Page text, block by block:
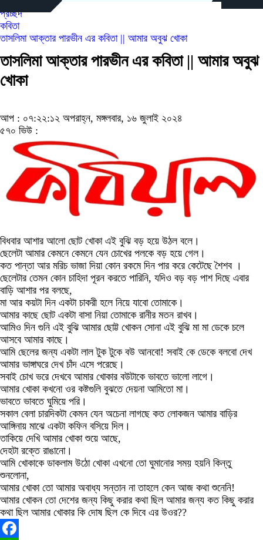
প্রচ্ছদ
কবিতা
তাসলিমা আক্তার পারভীন এর কবিতা || আমার অবুঝ খোকা
তাসলিমা আক্তার পারভীন এর কবিতা || আমার অবুঝ
খোকা
আপ : ০৭:২২:১২ অপরাহ্ন, মঙ্গলবার, ১৬ জুলাই ২০২৪
৫৭০ ভিউ :
বিধবার আশার আলো ছোট খোকা এই বুঝি বড় হয়ে উঠল বলে।
ছেলেটা আমার কেমনে কেমনে যেন চোখের পলকে বড় হয়ে গেল।
কত পান্তা আর মরিচ ভাজা দিয়া কোন রকমে দিন পার করে কেটেছে শৈশব ।
ছেলেটার তেমন কোন চাহিদা পূরন করতে পারিনি, যদিও বড় বড় পাশ দিছে এবার
বাড়ি আশার পর বলছে,
মা আর কয়টা দিন একটা চাকরী হলে নিয়ে যাবো তোমাকে।
আমার কাছে ছোট একটা বাসা নিয়া তোমাকে রানীর মতন রাখব।
আমিও দিন গুনি এই বুঝি আমার ছোট্ট খোকন সোনা এই বুঝি মা মা ডেকে চলে
আসবে আমার কাছে।
আমি ছেলের জন্য একটা লাল টুক টুকে বউ আনবো! সবাই কে ডেকে বলবো দেখ
আমার ভাঙ্গাঘরে দেখ চাঁদ এসে পরেছে।
সবাই চোখ ভরে দেখবে আমার খোকার বউটাকে ভাবতে ভালো লাগে।
আমার খোকা কখনো ওর কষ্টগুলি বুঝতে দেয়না আমিতো মা।
ভাবতে ভাবতে ঘুমিয়ে পরি।
সকাল বেলা চারদিকটা কেমন যেন অচেনা লাগছে কত লোকজন আমার বাড়ির
আঙ্গিনায় মাঝে একটা কফিন বসিয়ে দিল।
তাকিয়ে দেখি আমার খোকা শুয়ে আছে,
দেহটা রক্তে রাঙানো।
আমি খোকাকে ডাকলাম উঠো খোকা এখনো তো ঘুমানোর সময় হয়নি কিন্তু
শুনলোনা,
আমার খোকা তো আমার অবাধ্য সন্তান না তাহলে কেন আজ কথা শুনেনি!
আমার খোকন তো দেশের জন্য কিছু করার কথা ছিল আমার জন্য কত কিছু করার
কথা ছিল আমার খোকার কি দোষ ছিল কে দিবে এর উওর??